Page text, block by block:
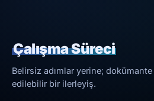
Çalışma Süreci
Belirsiz adımlar yerine;
edilebilir bir ilerleyiş.